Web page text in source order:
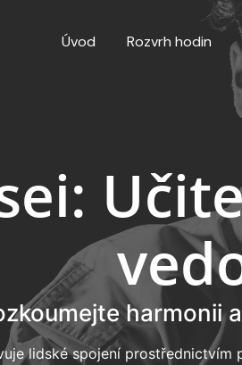
Úvod Rozvrh hodin
harmonii
lidské spojení prostřednictvím